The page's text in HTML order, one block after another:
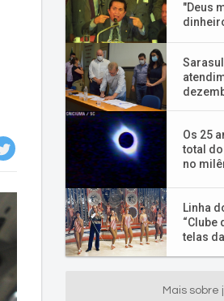
"Deus
Os 25
total
no
Linha
“Clube
telas
Mais sobre